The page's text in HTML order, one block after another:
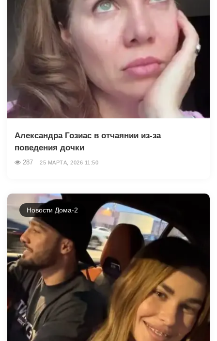
Александра Гозиас в отчаянии из-за
поведения дочки
287 25 МАРТА, 2026 11:50
Новости Дома-2